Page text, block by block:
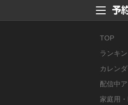
TOP
ランキ
カレン
配信中ア
家庭用